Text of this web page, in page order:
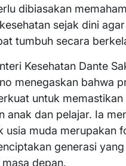
dibiasakan
sejak dini
tumbuh secara
Kesehatan Dante
menegaskan bahwa
untuk memastikan
anak dan pelajar. Ia
usia muda merupakan
generasi
depan.